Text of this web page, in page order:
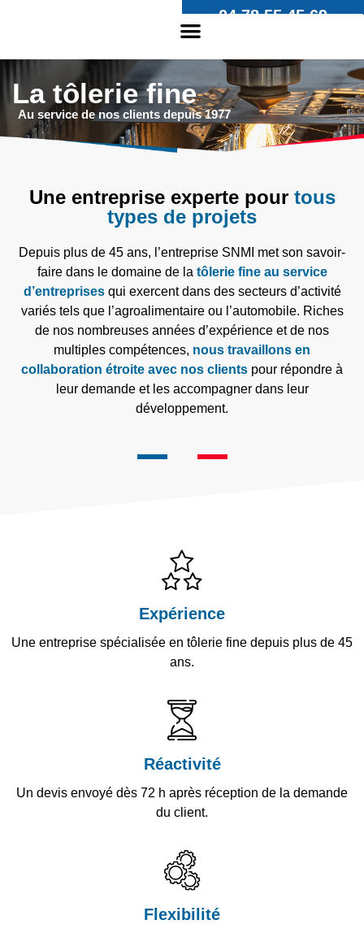
04 78 55 45 69
La tôlerie fine
Au service de nos clients depuis 1977
Une entreprise experte pour tous
types de projets
Depuis plus de 45 ans, l’entreprise SNMI met son savoir-
faire dans le domaine de la tôlerie fine au service
d’entreprisesqui exercent dans des secteurs d’activité
variés tels que l’agroalimentaire ou l’automobile. Riches
de nos nombreuses années d’expérience et de nos
multiples compétences, nous travaillons en
collaboration étroite avec nos clients pour répondre à
leur demande et les accompagner dans leur
développement.
Expérience
Une entreprise spécialisée en tôlerie fine depuis plus de 45
ans.
Réactivité
Un devis envoyé dès 72 h après réception de la demande
du client.
Flexibilité